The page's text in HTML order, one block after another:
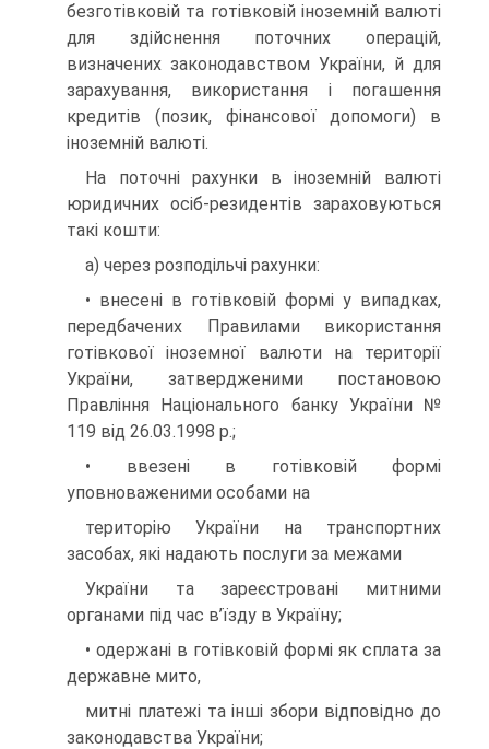
безготівковій та готівковій іноземній валюті
для здійснення поточних операцій,
визначених законодавством України, й для
зарахування, використання і погашення
кредитів (позик, фінансової допомоги) в
іноземній валюті.
На поточні рахунки в іноземній валюті
юридичних осіб-резидентів зараховуються
такі кошти:
а) через розподільчі рахунки:
• внесені в готівковій формі у випадках,
передбачених Правилами використання
готівкової іноземної валюти на території
України, затвердженими постановою
Правління Національного банку України №
119 від 26.03.1998 р.;
• ввезені в готівковій формі
уповноваженими особами на
територію України на транспортних
засобах, які надають послуги за межами
України та зареєстровані митними
органами під час в’їзду в Україну;
• одержані в готівковій формі як сплата за
державне мито,
митні платежі та інші збори відповідно до
законодавства України;